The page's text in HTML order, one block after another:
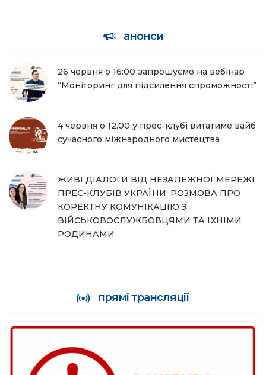
анонси
26 червня о 16:00 запрошуємо на вебінар
“Моніторинг для підсилення спроможності”
4 червня о 12.00 у прес-клубі витатиме вайб
сучасного міжнародного мистецтва
ЖИВІ ДІАЛОГИ ВІД НЕЗАЛЕЖНОЇ МЕРЕЖІ
ПРЕС-КЛУБІВ УКРАЇНИ: РОЗМОВА ПРО
КОРЕКТНУ КОМУНІКАЦІЮ З
ВІЙСЬКОВОСЛУЖБОВЦЯМИ ТА ЇХНІМИ
РОДИНАМИ
прямі трансляції